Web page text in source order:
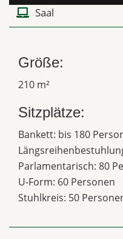
Saal
Größe:
210 m²
Sitzplätze:
Bankett: bis 180
Parlamentarisch: 80
U-Form: 60 Personen
Stuhlkreis: 50